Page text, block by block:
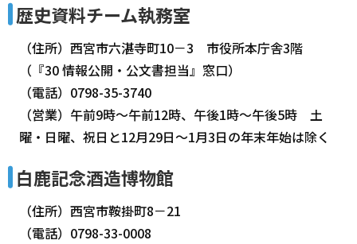
歴史資料チーム執務室
（住所）西宮市六湛寺町10－3 市役所本庁舎3階
（『30 情報公開・公文書担当』窓口）
（電話）0798-35-3740
（営業）午前9時～午前12時、午後1時～午後5時 土
曜・日曜、祝日と12月29日～1月3日の年末年始は除く
白鹿記念酒造博物館
（住所）西宮市鞍掛町8－21
（電話）0798-33-0008